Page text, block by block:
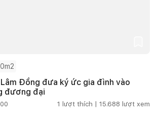
Đồng đưa ký ức gia đình vào
đương đại
1 lượt thích | 15.688 lượt xem